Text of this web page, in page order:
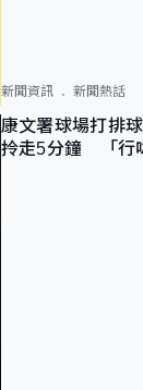
新聞資訊 新聞熱話
康文署球場打排
拎走5分鐘 「行